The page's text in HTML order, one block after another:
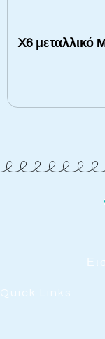
X6
Quick Links